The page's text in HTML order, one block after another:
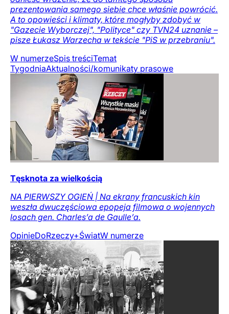
prezentowania samego siebie chce właśnie powrócić.
A to opowieści i klimaty, które mogłyby zdobyć w
"Gazecie Wyborczej", "Polityce" czy TVN24 uznanie –
pisze Łukasz Warzecha w tekście "PiS w przebraniu".
W numerzeSpis treściTemat
TygodniaAktualności/komunikaty prasowe
Tęsknota za wielkością
NA PIERWSZY OGIEŃ | Na ekrany francuskich kin
weszła dwuczęściowa epopeja filmowa o wojennych
losach gen. Charles’a de Gaulle’a.
OpinieDoRzeczy+ŚwiatW numerze